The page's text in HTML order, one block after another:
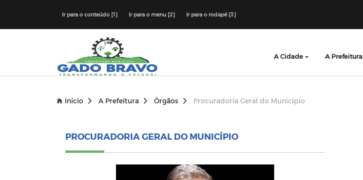
Ir para o conteúdo [1] Ir para o menu [2] Ir para o rodapé [3]
A Cidade A Prefeitura
Início A Prefeitura Órgãos Procuradoria Geral do Município
PROCURADORIA GERAL DO MUNICÍPIO